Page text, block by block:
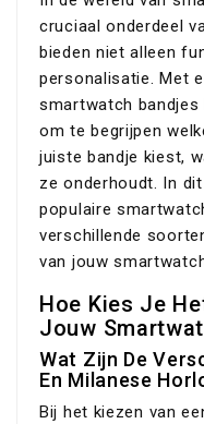
cruciaal onderdeel
bieden niet alleen
personalisatie. Met
smartwatch bandjes
om te begrijpen
juiste bandje kiest,
ze onderhoudt. In
populaire
verschillende
van jouw
Hoe Kies Je
Jouw
Wat Zijn De
En Milanese
Bij het kiezen van